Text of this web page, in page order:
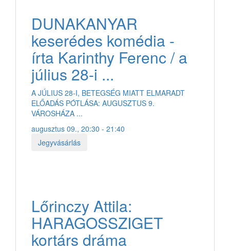
DUNAKANYAR
keserédes komédia -
írta Karinthy Ferenc / a
július 28-i ...
A JÚLIUS 28-I, BETEGSÉG MIATT ELMARADT
ELŐADÁS PÓTLÁSA: AUGUSZTUS 9.
VÁROSHÁZA ...
augusztus 09., 20:30 - 21:40
Jegyvásárlás
Lőrinczy Attila:
HARAGOSSZIGET
kortárs dráma